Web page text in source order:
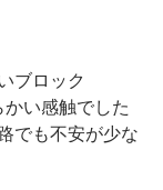
ブロック
い感触でした
でも不安が少な